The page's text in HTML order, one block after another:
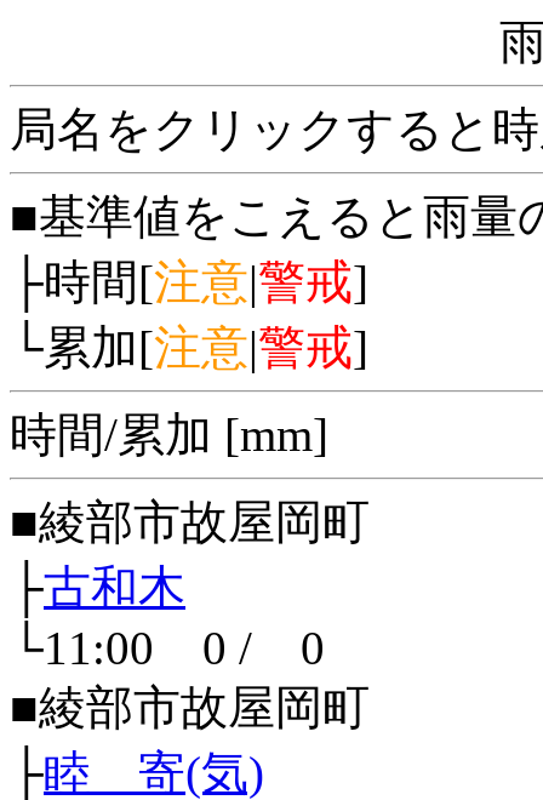
局名をクリックすると
■基準値をこえると雨量
├時間[注意|警戒]
└累加[注意|警戒]
時間/累加 [mm]
■綾部市故屋岡町
├古和木
└11:00 0 / 0
■綾部市故屋岡町
├睦 寄(気)